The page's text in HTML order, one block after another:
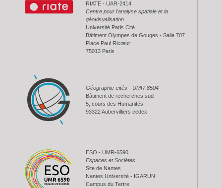
RIATE - UAR-2414
Centre pour l'analyse spatiale et la
géovisualisation
Université Paris Cité
Bâtiment Olympes de Gouges - Salle 707
Place Paul Ricœur
75013 Paris
Géographie-cités - UMR-8504
Bâtiment de recherches sud
5, cours des Humanités
93322 Aubervilliers cedex
ESO - UMR-6590
Espaces et Sociétés
Site de Nantes
Nantes Université - IGARUN
Campus du Tertre